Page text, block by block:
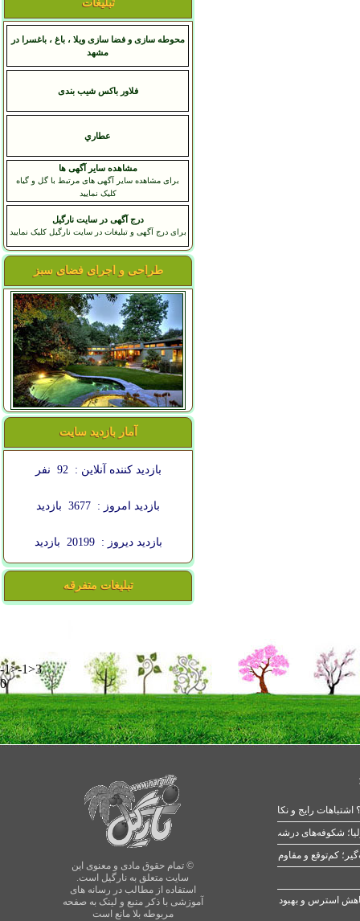
تبلیغات
محوطه سازی و فضا سازی ویلا ، باغ ، باغسرا در
مشهد
فلاور باکس شیب بندی
عطاري
مشاهده سایر آگهی ها
برای مشاهده سایر آگهی های مرتبط با گل و گیاه
کلیک نمایید
درج آگهی در سایت نارگیل
برای درج آگهی و تبلیغات در سایت نارگیل کلیک نمایید
طراحی و اجرای فضای سبز
آمار بازدید سایت
بازدید کننده آنلاین : 92 نفر
بازدید امروز : 3677 بازدید
بازدید دیروز : 20199 بازدید
تبلیغات متفرقه
-1>-1>3
0
© تمام حقوق مادی و معنوی این
سایت متعلق به نارگیل است.
استفاده از مطالب در رسانه های
آموزشی با ذکر منبع و لینک به صفحه
مربوطه بلا مانع است
رایج و نکات طلایی
شکوفه‌های درشت در بهار